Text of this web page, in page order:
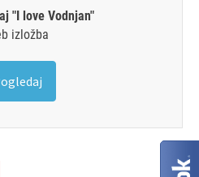
"I love Vodnjan"
izložba